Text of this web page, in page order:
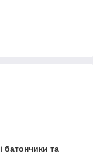
батончики та